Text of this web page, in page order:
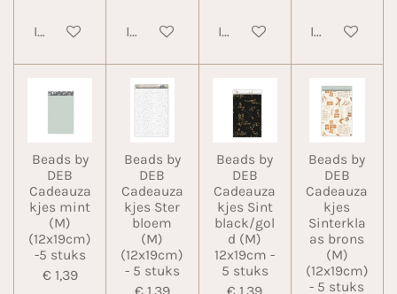
In winkelwagenIn winkelwagenIn winkelwagen
In
Beads by
DEB
Cadeauza
kjes mint
(M)
(12x19cm)
-5 stuks
€ 1,39
Beads by
DEB
Cadeauza
kjes Ster
bloem
(M)
(12x19cm)
- 5 stuks
Beads by
DEB
Cadeauza
kjes Sint
black/gol
d (M)
12x19cm -
5 stuks
Beads by
DEB
Cadeauza
kjes
Sinterkla
as brons
(M)
(12x19cm)
- 5 stuks